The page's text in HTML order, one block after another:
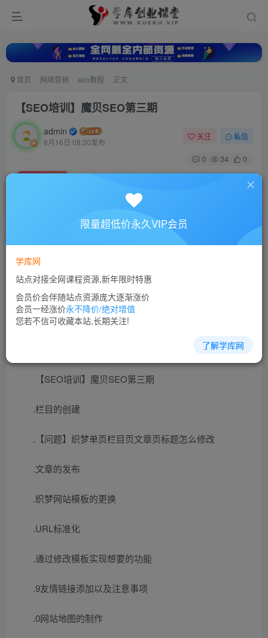
首页 网络营销 seo教程 正文
【SEO培训】魔贝SEO第三期
admin
8月16日 08:30发布
关注 私信
0 34 0
【SEO培训】魔贝SEO第三期
此内容为付费资源，请付费后查看
10
立即购买
您当前未登录！建议登陆后购买，可保存购买订单
付费资源
【SEO培训】魔贝SEO第三期
.栏目的创建
.【问题】织梦单页栏目页文章页标题怎么修改
.文章的发布
.织梦网站模板的更换
.URL标准化
.通过修改模板实现想要的功能
.9友情链接添加以及注意事项
.0网站地图的制作
限量超低价永久VIP会员
学库网
站点对接全网课程资源,新年限时特惠
会员价会伴随站点资源庞大逐渐涨价
会员一经涨价永不降价/绝对增值
您若不信可收藏本站,长期关注!
了解学库网